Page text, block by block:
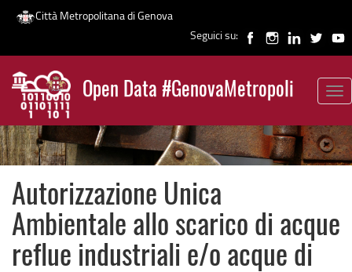
Salta
contenuto
principale
Città Metropolitana di Genova
Seguici su:
Open Data #GenovaMetropoli
News
Autorizzazione Unica
Ambientale allo scarico di acque
reflue industriali e/o acque di